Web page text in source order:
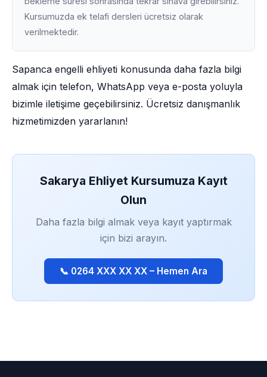
Kursumuzda ek telafi dersleri ücretsiz olarak
verilmektedir.
Sapanca engelli ehliyeti konusunda daha fazla bilgi
almak için telefon, WhatsApp veya e-posta yoluyla
bizimle iletişime geçebilirsiniz. Ücretsiz danışmanlık
hizmetimizden yararlanın!
Sakarya Ehliyet Kursumuza Kayıt
Olun
Daha fazla bilgi almak veya kayıt yaptırmak
için bizi arayın.
📞 0264 XXX XX XX – Hemen Ara